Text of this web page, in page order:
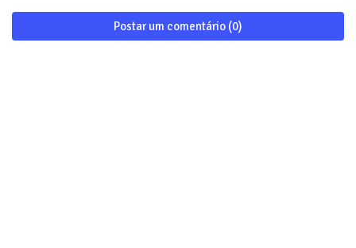
Postar um comentário (0)